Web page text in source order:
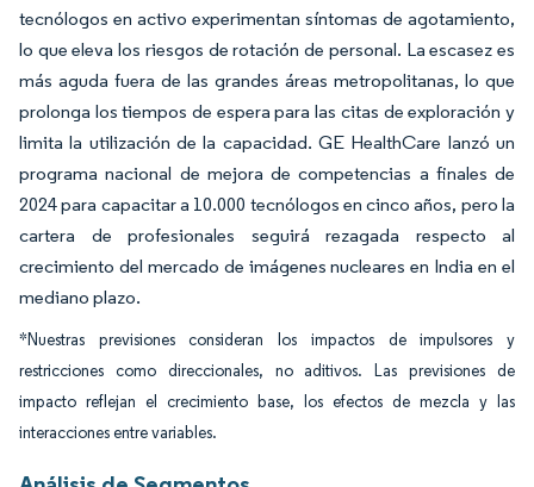
tecnólogos en activo experimentan síntomas de agotamiento,
lo que eleva los riesgos de rotación de personal. La escasez es
más aguda fuera de las grandes áreas metropolitanas, lo que
prolonga los tiempos de espera para las citas de exploración y
limita la utilización de la capacidad. GE HealthCare lanzó un
programa nacional de mejora de competencias a finales de
2024 para capacitar a 10.000 tecnólogos en cinco años, pero la
cartera de profesionales seguirá rezagada respecto al
crecimiento del mercado de imágenes nucleares en India en el
mediano plazo.
*Nuestras previsiones consideran los impactos de impulsores y
restricciones como direccionales, no aditivos. Las previsiones de
impacto reflejan el crecimiento base, los efectos de mezcla y las
interacciones entre variables.